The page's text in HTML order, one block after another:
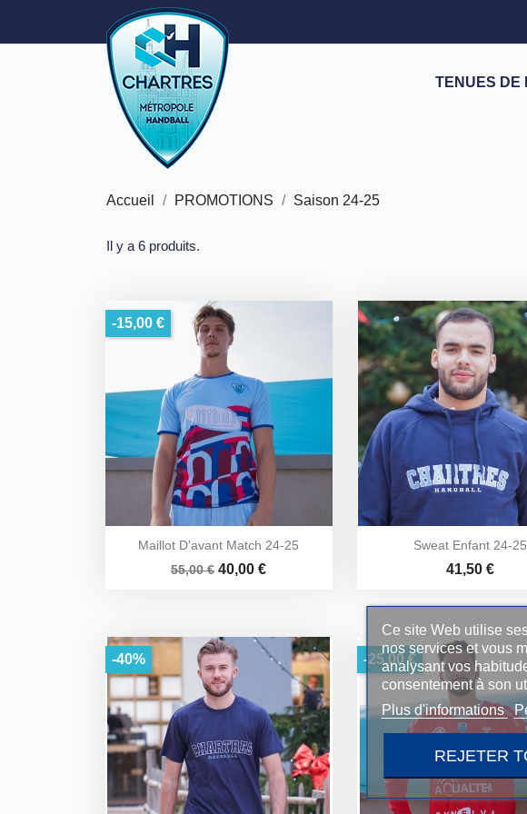
TENUES DE
Accueil PROMOTIONS Saison 24-25
Il y a 6 produits.
Maillot D'avant Match 24-25
Prix
55,00 € Prix
40,00 €
-15,00 €
Sweat Enfant 24-25
Prix
41,50 €
-40% -25,00 €
Ce site Web utilise
nos services et vous
analysant vos
consentement à son
Plus d'informations
REJETER